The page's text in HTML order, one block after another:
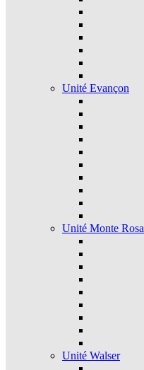
Unité Evançon
Unité Monte Rosa
Unité Walser